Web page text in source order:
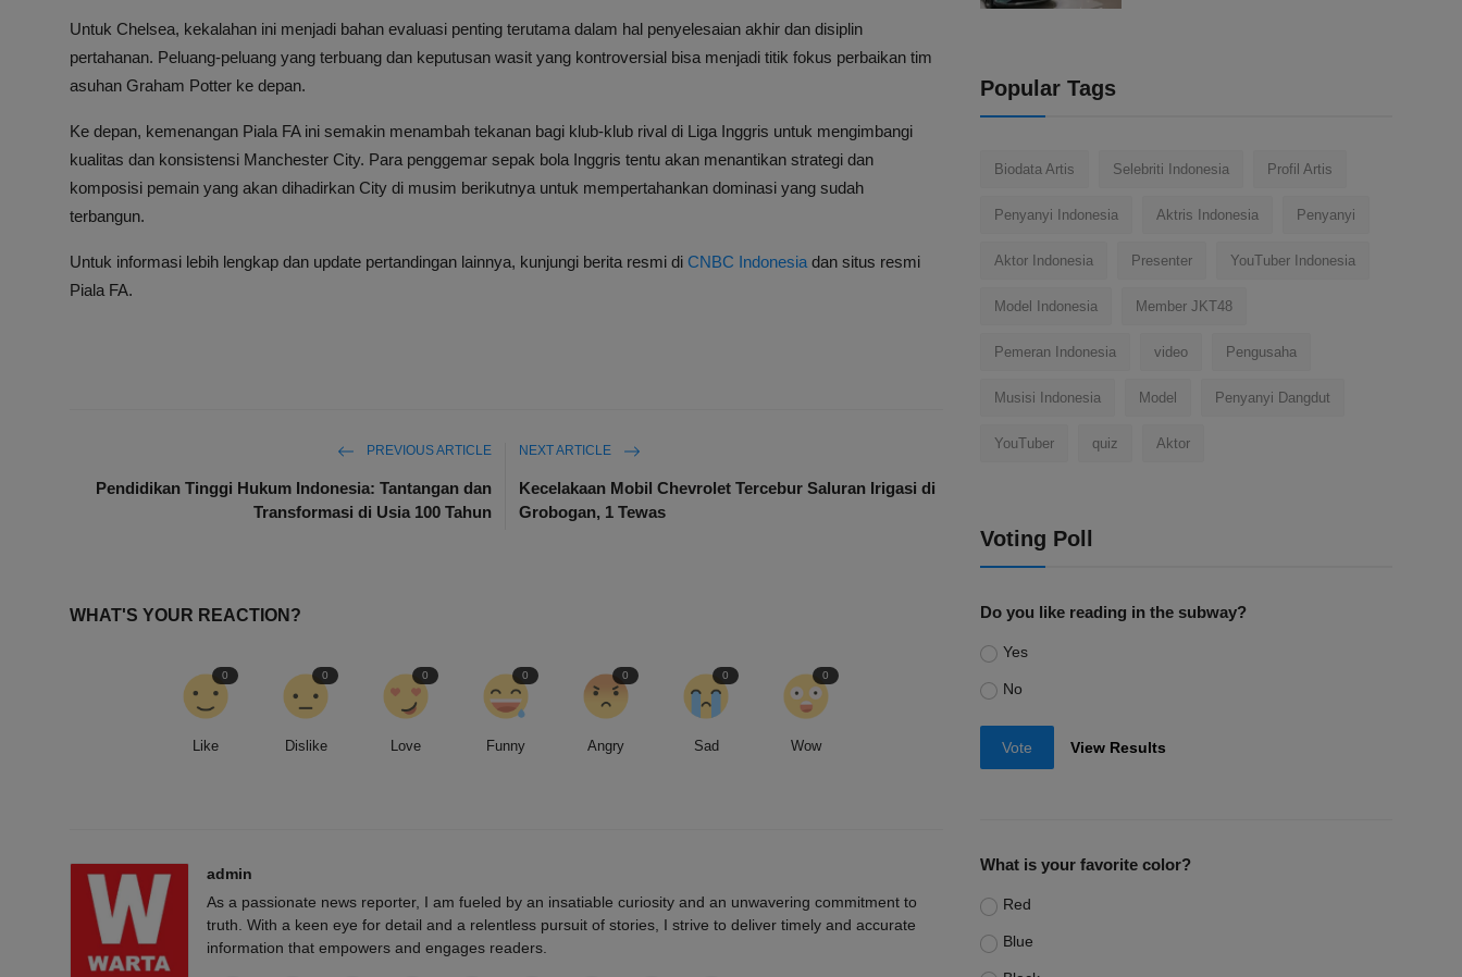
Untuk Chelsea, kekalahan ini menjadi bahan evaluasi penting terutama dalam hal penyelesaian akhir dan disiplin
pertahanan. Peluang-peluang yang terbuang dan keputusan wasit yang kontroversial bisa menjadi titik fokus perbaikan tim
asuhan Graham Potter ke depan.
Ke depan, kemenangan Piala FA ini semakin menambah tekanan bagi klub-klub rival di Liga Inggris untuk mengimbangi
kualitas dan konsistensi Manchester City. Para penggemar sepak bola Inggris tentu akan menantikan strategi dan
komposisi pemain yang akan dihadirkan City di musim berikutnya untuk mempertahankan dominasi yang sudah
terbangun.
Untuk informasi lebih lengkap dan update pertandingan lainnya, kunjungi berita resmi di CNBC Indonesia dan situs resmi
Piala FA.
PREVIOUS ARTICLE
Pendidikan Tinggi Hukum Indonesia: Tantangan dan
Transformasi di Usia 100 Tahun
NEXT ARTICLE
Kecelakaan Mobil Chevrolet Tercebur Saluran Irigasi di
Grobogan, 1 Tewas
WHAT'S YOUR REACTION?
Like
0
Dislike
0
Love
0
Funny
0
Angry
0
Sad
0
Wow
0
admin
As a passionate news reporter, I am fueled by an insatiable curiosity and an unwavering commitment to
truth. With a keen eye for detail and a relentless pursuit of stories, I strive to deliver timely and accurate
information that empowers and engages readers.
Popular Tags
Biodata Artis Selebriti Indonesia Profil Artis
Penyanyi Indonesia Aktris Indonesia Penyanyi
Aktor Indonesia Presenter YouTuber Indonesia
Model Indonesia Member JKT48
Pemeran Indonesia video Pengusaha
Musisi Indonesia Model Penyanyi Dangdut
YouTuber quiz Aktor
Voting Poll
Do you like reading in the subway?
Yes
No
Vote View Results
What is your favorite color?
Red
Blue